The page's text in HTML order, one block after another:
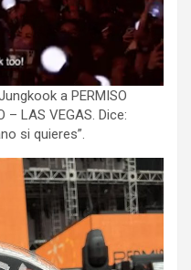
a PERMISO
– LAS VEGAS. Dice:
si quieres”.